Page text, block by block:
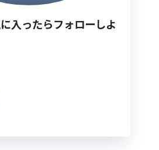
入ったらフォローしよ